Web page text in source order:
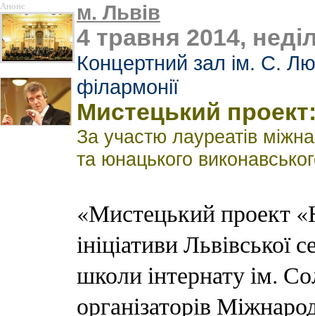
Анонс м. Львів
4 травня 2014,
Концертний зал ім. С.
філармонії
Мистецький
За участю лауреатів
та юнацького
«Мистецький проект
ініціативи Львівської
школи інтернату ім.
організаторів